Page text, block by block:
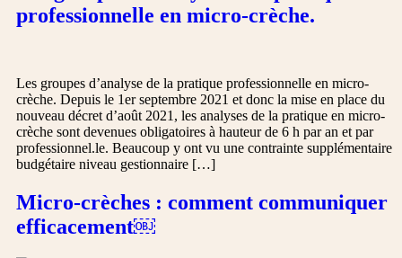
professionnelle en micro-crèche.
Les groupes d’analyse de la pratique professionnelle en micro-
crèche. Depuis le 1er septembre 2021 et donc la mise en place du
nouveau décret d’août 2021, les analyses de la pratique en micro-
crèche sont devenues obligatoires à hauteur de 6 h par an et par
professionnel.le. Beaucoup y ont vu une contrainte supplémentaire
budgétaire niveau gestionnaire […]
Micro-crèches : comment communiquer
efficacement￼